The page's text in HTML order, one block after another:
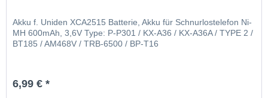
Akku f. Uniden XCA2515 Batterie, Akku für Schnurlostelefon Ni-
MH 600mAh, 3,6V Type: P-P301 / KX-A36 / KX-A36A / TYPE 2 /
BT185 / AM468V / TRB-6500 / BP-T16
6,99 € *